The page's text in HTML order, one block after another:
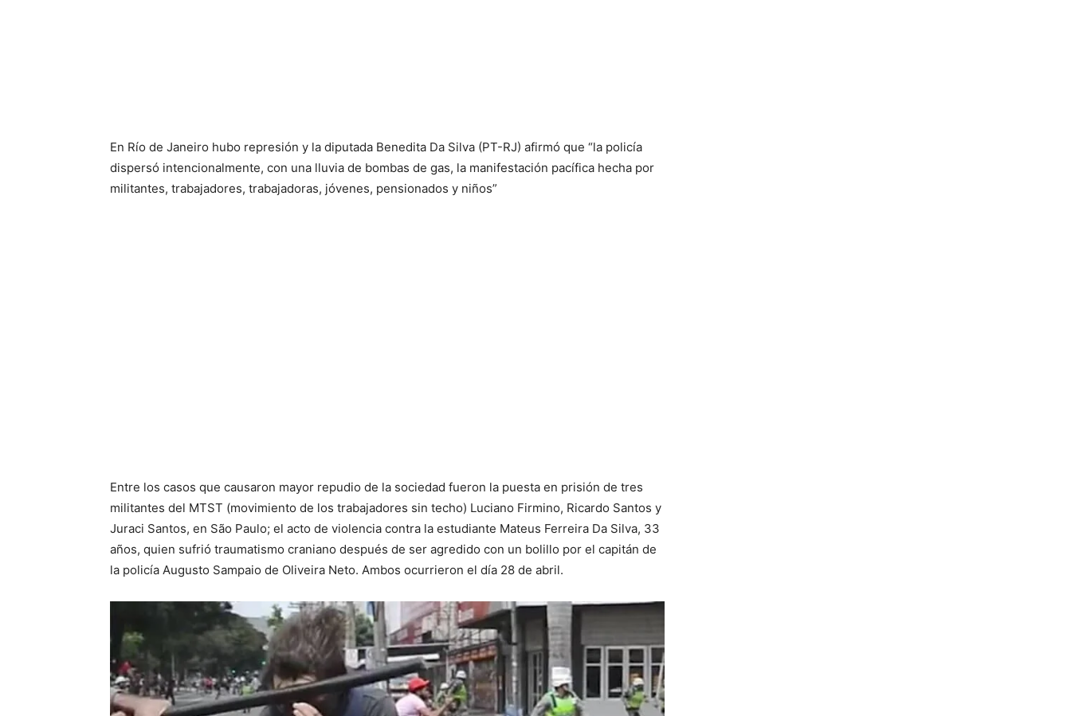
En Río de Janeiro hubo represión y la diputada Benedita Da Silva (PT-RJ) afirmó que “la policía
dispersó intencionalmente, con una lluvia de bombas de gas, la manifestación pacífica hecha por
militantes, trabajadores, trabajadoras, jóvenes, pensionados y niños”
Entre los casos que causaron mayor repudio de la sociedad fueron la puesta en prisión de tres
militantes del MTST (movimiento de los trabajadores sin techo) Luciano Firmino, Ricardo Santos y
Juraci Santos, en São Paulo; el acto de violencia contra la estudiante Mateus Ferreira Da Silva, 33
años, quien sufrió traumatismo craniano después de ser agredido con un bolillo por el capitán de
la policía Augusto Sampaio de Oliveira Neto. Ambos ocurrieron el día 28 de abril.